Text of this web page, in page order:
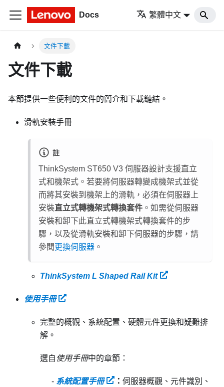
Docs 繁體中文
文件下載
文件下載
本節提供一些便利的文件的簡介和下載鏈結。
滑軌安裝手冊
註
ThinkSystem ST650 V3 伺服器設計支援直立
式和機架式。若要將伺服器轉變成機架式並從
而將其安裝到機架上的滑軌，必須在伺服器上
安裝直立式轉機架式轉換套件 。如需從伺服器
安裝和卸下此直立式轉機架式轉換套件的步
驟，以及從滑軌安裝和卸下伺服器的步驟，請
參閱 更換伺服器 。
ThinkSystem L Shaped Rail Kit
使用手冊
完整的概觀、系統配置、硬體元件更換和疑難排
解。
選自 使用手冊中的章節：
系統配置手冊 ： 伺服器概觀、元件識別、